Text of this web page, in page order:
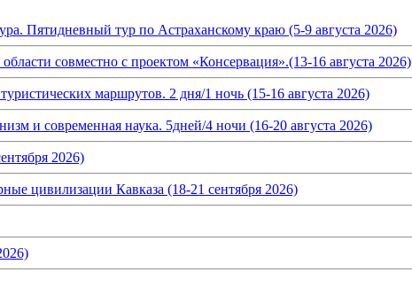
Пятидневный тур по Астраханскому краю (5-9 августа 2026)
совместно с проектом «Консервация».(13-16 августа 2026)
маршрутов. 2 дня/1 ночь (15-16 августа 2026)
и современная наука. 5дней/4 ночи (16-20 августа 2026)
2026)
цивилизации Кавказа (18-21 сентября 2026)